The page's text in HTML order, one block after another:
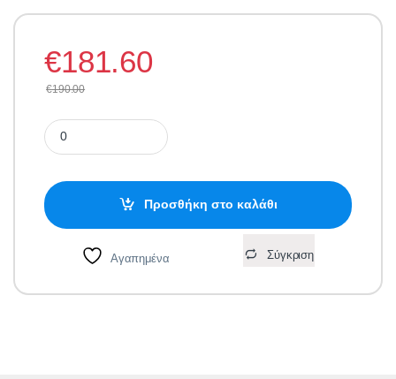
€181.60
€190.00
LED 40W 120lm/w Ηλιακό Φωτιστικό Δρόμου με Ανιχνευτή
Προσθήκη στο καλάθι
Αγαπημένα Σύγκριση